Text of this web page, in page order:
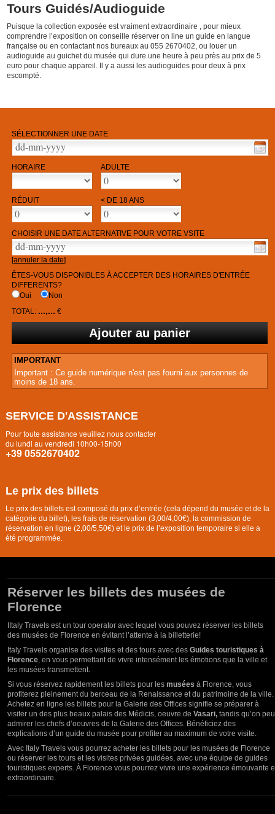
Tours Guidés/Audioguide
Puisque la collection exposée est vraiment extraordinaire , pour mieux
comprendre l’exposition on conseille réserver on line un guide en langue
française ou en contactant nos bureaux au 055 2670402, ou louer un
audioguide au guichet du musée qui dure une heure à peu près au prix de 5
euro pour chaque appareil. Il y a aussi les audioguides pour deux à prix
escompté.
SÉLECTIONNER UNE DATE
HORAIRE ADULTE
RÉDUIT < DE 18 ANS
CHOISIR UNE DATE ALTERNATIVE POUR VOTRE VSITE
[annuler la date]
ÊTES-VOUS DISPONIBLES À ACCEPTER DES HORAIRES D'ENTRÉE
DIFFERENTS?
Oui
Non
TOTAL: ...,... €
IMPORTANT
Important : Ce guide numérique n'est pas fourni aux personnes de
moins de 18 ans.
SERVICE D'ASSISTANCE
Pour toute assistance veuillez nous contacter
du lundi au vendredi 10h00-15h00
+39 0552670402
Le prix des billets
Le prix des billets est composé du prix d’entrée (cela dépend du musée et de la
catégorie du billet), les frais de réservation (3,00/4,00€), la commission de
réservation en ligne (2,00/5,50€) et le prix de l’exposition temporaire si elle a
été programmée.
Réserver les billets des musées de
Florence
Italy Travels est un tour operator avec lequel vous pouvez réserver les billets
des musées de Florence en évitant l’attente à la billetterie!
Italy Travels organise des visites et des tours avec des Guides touristiques à
Florence, en vous permettant de vivre intensément les émotions que la ville et
les musées transmettent.
Si vous réservez rapidement les billets pour les musées à Florence, vous
profiterez pleinement du berceau de la Renaissance et du patrimoine de la ville.
Achetez en ligne les billets pour la Galerie des Offices signifie se préparer à
visiter un des plus beaux palais des Médicis, oeuvre de Vasari, tandis qu’on
admirer les chefs d’oeuvres de la Galerie des Offices. Bénéficiez des
explications d’un guide du musée pour profiter au maximum de votre visite.
Avec Italy Travels vous pourrez acheter les billets pour les musées de Florence
ou réserver les tours et les visites privées guidées, avec une équipe de guides
touristiques experts. À Florence vous pourrez vivre une expérience émouvante
extraordinaire.